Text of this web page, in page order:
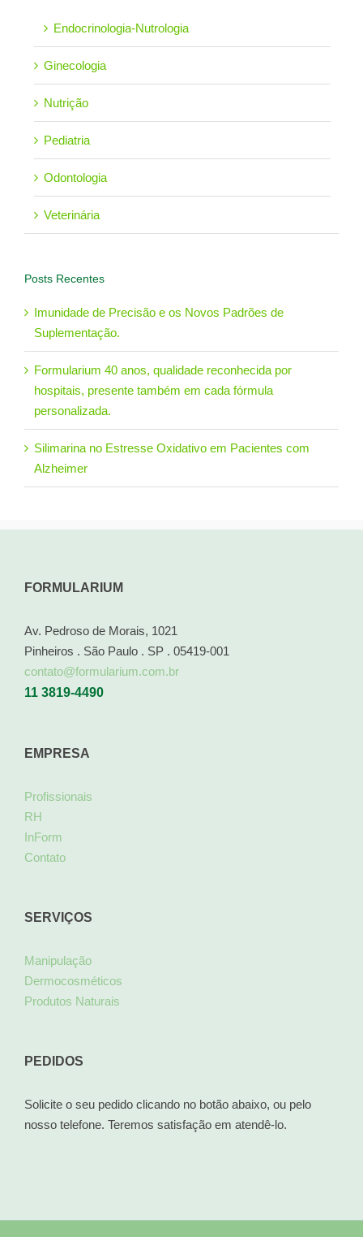
Endocrinologia-Nutrologia
Ginecologia
Nutrição
Pediatria
Odontologia
Veterinária
Posts Recentes
Imunidade de Precisão e os Novos Padrões de
Suplementação.
Formularium 40 anos, qualidade reconhecida por
hospitais, presente também em cada fórmula
personalizada.
Silimarina no Estresse Oxidativo em Pacientes com
Alzheimer
FORMULARIUM
Av. Pedroso de Morais, 1021
Pinheiros . São Paulo . SP . 05419-001
contato@formularium.com.br
11 3819-4490
EMPRESA
Profissionais
RH
InForm
Contato
SERVIÇOS
Manipulação
Dermocosméticos
Produtos Naturais
PEDIDOS
Solicite o seu pedido clicando no botão abaixo, ou pelo
nosso telefone. Teremos satisfação em atendê-lo.